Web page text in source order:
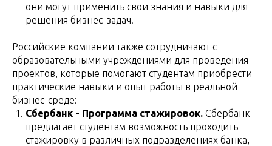
они могут применить свои знания и навыки для
решения бизнес-задач.
Российские компании также сотрудничают с
образовательными учреждениями для проведения
проектов, которые помогают студентам приобрести
практические навыки и опыт работы в реальной
бизнес-среде:
Сбербанк - Программа стажировок. Сбербанк
предлагает студентам возможность проходить
стажировку в различных подразделениях банка,